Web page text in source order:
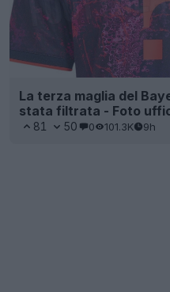
La terza maglia del
stata filtrata - Foto
81 50 0 101.3K 9h